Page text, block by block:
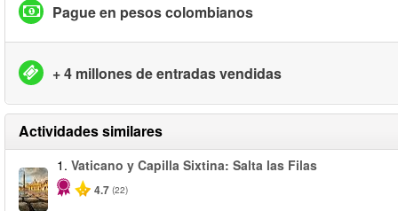
Pague en pesos colombianos
+ 4 millones de entradas vendidas
Actividades similares
1. Vaticano y Capilla Sixtina: Salta las Filas
4.7 (22)